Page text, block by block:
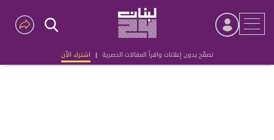
تصفّح بدون إعلانات واقرأ المقالات الحصرية | اشترك الآن
Advertisement